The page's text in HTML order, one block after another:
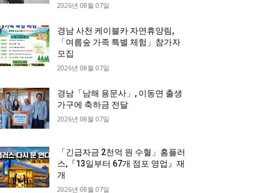
2026년 08월 07일
경남 사천 케이블카 자연휴양림,
「여름숲 가족 특별 체험」참가자
모집
2026년 08월 07일
경남「남해 용문사」, 이동면 출생
가구에 축하금 전달
2026년 08월 07일
「긴급자금 2천억 원 수혈」홈플러
스,『13일부터 67개 점포 영업』재
개
2026년 08월 07일